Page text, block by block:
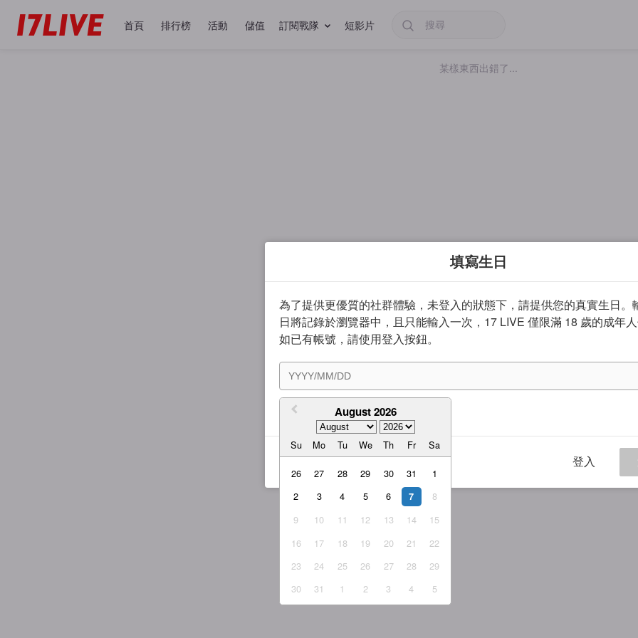
首頁 排行榜 活動 儲值 訂閱戰隊 短影片
某樣東西出錯了...
填寫生日
為了提供更優質的社群體驗，未登入的狀態下，請提供您的真實生日。
日將記錄於瀏覽器中，且只能輸入一次，17 LIVE 僅限滿 18 歲的成年人
如已有帳號，請使用登入按鈕。
August 2026
Su Mo Tu We Th Fr Sa
26 27 28 29 30 31
1
2
3 4 5 6 7
8
9
10 11 12 13 14
15
16
17 18 19 20 21
22
23
24 25 26 27 28
29
30
31 1 2 3 4 5
我同意 服務條款與隱私權政策
登入